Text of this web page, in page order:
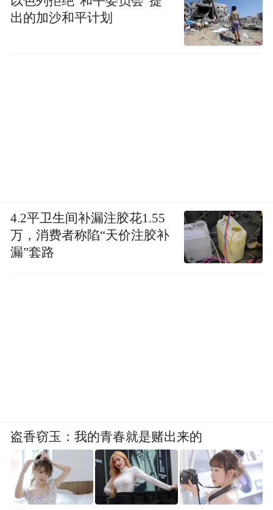
出的加沙和平计划
4.2平卫生间补漏注胶花1.55
万，消费者称陷“天价注胶补
漏”套路
盗香窃玉：我的青春就是赌出来的